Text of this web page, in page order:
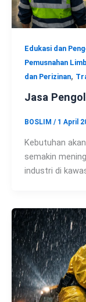
Edukasi dan
Pemusnahan
dan Perizinan,
Jasa
BOSLIM / 1 April
Kebutuhan
semakin
industri di